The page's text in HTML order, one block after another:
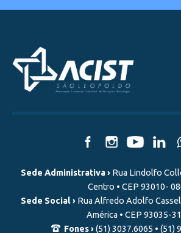
Sede Administrativa ›Rua Lindolfo
Centro • CEP 93010-
Sede Social › Rua Alfredo Adolfo
América • CEP 93035-
Fones ›(51) 3037.6065 • (51)